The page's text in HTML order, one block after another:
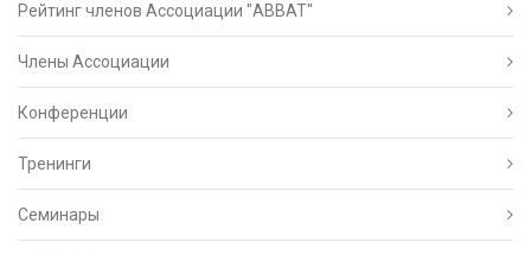
Рейтинг членов Ассоциации "АВВАТ"
Члены Ассоциации
Конференции
Тренинги
Семинары